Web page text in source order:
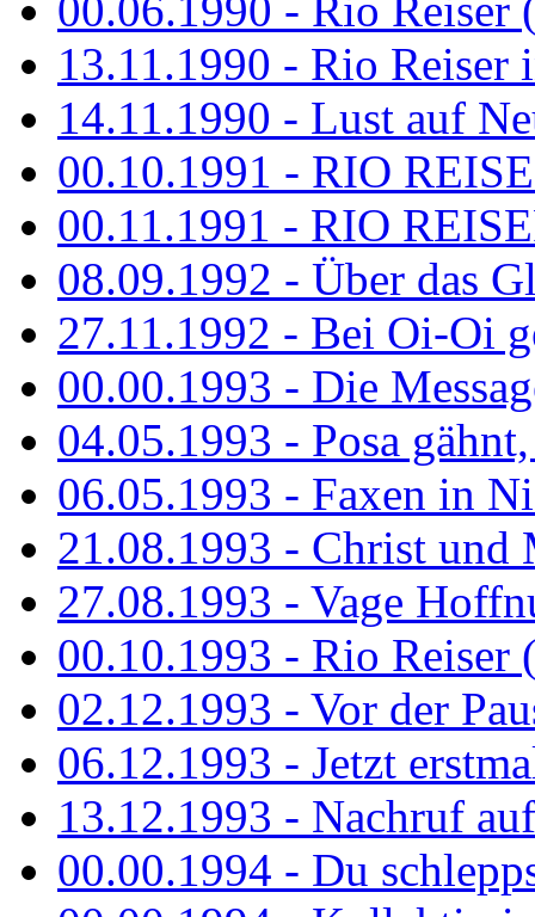
13.11.1990 - Rio Reiser
14.11.1990 - Lust auf
00.10.1991 - RIO
00.11.1991 - RIO
08.09.1992 - Über das
27.11.1992 - Bei Oi-Oi
00.00.1993 - Die
04.05.1993 - Posa
06.05.1993 - Faxen in
21.08.1993 - Christ und
27.08.1993 - Vage
00.10.1993 - Rio Reiser
02.12.1993 - Vor der
06.12.1993 - Jetzt
13.12.1993 - Nachruf
00.00.1994 - Du